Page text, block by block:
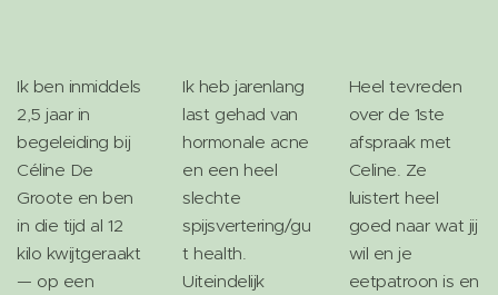
Ik ben inmiddels
2,5 jaar in
begeleiding bij
Céline De
Groote en ben
in die tijd al 12
kilo kwijtgeraakt
— op een
Ik heb jarenlang
last gehad van
hormonale acne
en een heel
slechte
spijsvertering/gu
t health.
Uiteindelijk
Heel tevreden
over de 1ste
afspraak met
Celine. Ze
luistert heel
goed naar wat jij
wil en je
eetpatroon is en